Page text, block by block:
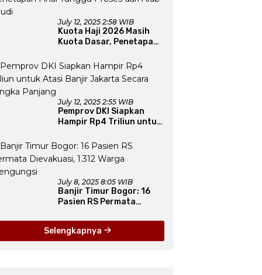
July 12, 2025 2:58 WIB
Kuota Haji 2026 Masih
Kuota Dasar, Penetapan
Arab Saudi
July 12, 2025 2:55 WIB
Pemprov DKI Siapkan
Hampir Rp4 Triliun untuk
Secara Jangka Panjang
July 8, 2025 8:05 WIB
Banjir Timur Bogor: 16
Pasien RS Permata
Mengungsi
Selengkapnya